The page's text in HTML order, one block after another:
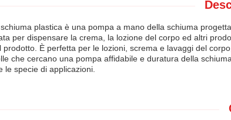
plastica è una pompa a mano della schiuma
per dispensare la crema, la lozione del corpo ed altri
prodotto. È perfetta per le lozioni, screma e lavaggi del
che cercano una pompa affidabile e duratura della
le specie di applicazioni.